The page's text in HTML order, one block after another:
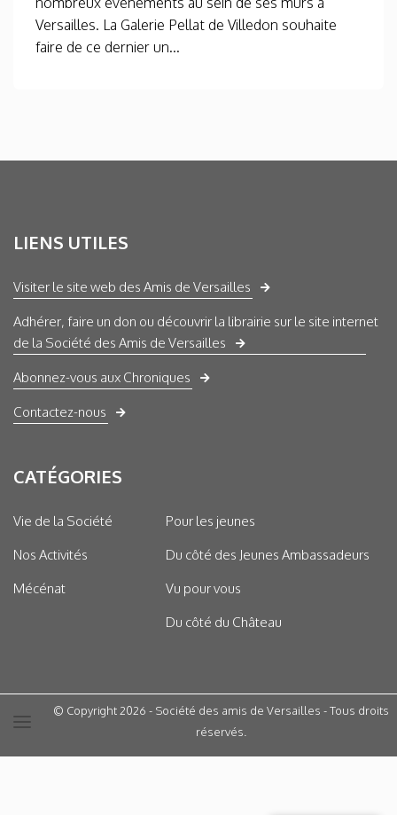
Versailles. La Galerie Pellat de Villedon souhaite
faire de ce dernier un...
LIENS UTILES
Visiter le site web des Amis de Versailles
Adhérer, faire un don ou découvrir la librairie sur le site internet
de la Société des Amis de Versailles
Abonnez-vous aux Chroniques
Contactez-nous
CATÉGORIES
Vie de la Société
Nos Activités
Mécénat
Pour les jeunes
Du côté des Jeunes Ambassadeurs
Vu pour vous
Du côté du Château
© Copyright 2026 - Société des amis de Versailles - Tous droits
réservés.